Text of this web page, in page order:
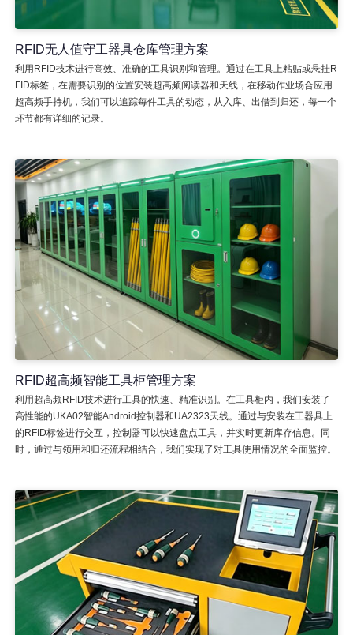
RFID无人值守工器具仓库管理方案
利用RFID技术进行高效、准确的工具识别和管理。通过在工具上粘贴或悬挂R
FID标签，在需要识别的位置安装超高频阅读器和天线，在移动作业场合应用
超高频手持机，我们可以追踪每件工具的动态，从入库、出借到归还，每一个
环节都有详细的记录。
RFID超高频智能工具柜管理方案
利用超高频RFID技术进行工具的快速、精准识别。在工具柜内，我们安装了
高性能的UKA02智能Android控制器和UA2323天线。通过与安装在工器具上
的RFID标签进行交互，控制器可以快速盘点工具，并实时更新库存信息。同
时，通过与领用和归还流程相结合，我们实现了对工具使用情况的全面监控。